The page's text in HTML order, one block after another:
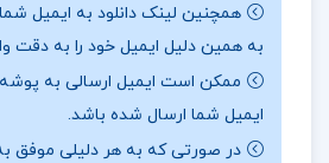
اتفاق جادویی، مرز بین وقایع
شخصیت‌های واقعی و خیالی از
شخصیت‌هایی همچون هنری فورد،
مورگان، زیگموند فروید و امیلیانو
همچنین لینک دانلود به ایمیل
به همین دلیل ایمیل خود را به دقت
ایمیل شما ارسال شده باشد.
در صورتی که به هر دلیلی موفق به